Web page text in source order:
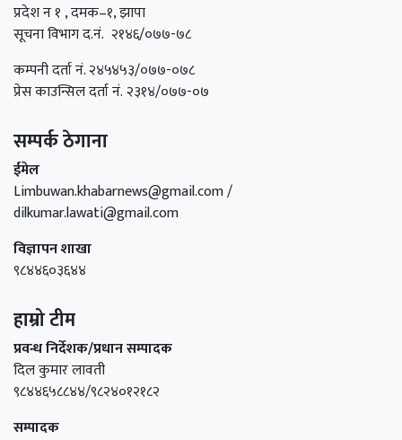
प्रदेश न १ , दमक–१, झापा
सूचना विभाग द.नं. २१४६/०७७-७८
कम्पनी दर्ता नं. २४५४५३/०७७-०७८
प्रेस काउन्सिल दर्ता नं. २३१४/०७७-०७
सम्पर्क ठेगाना
ईमेल
Limbuwan.khabarnews@gmail.com /
dilkumar.lawati@gmail.com
विज्ञापन शाखा
९८४४६०३६४४
हाम्रो टीम
प्रवन्ध निर्देशक/प्रधान सम्पादक
दिल कुमार लावती
९८४४६५८८४४/९८२४०१२१८२
सम्पादक